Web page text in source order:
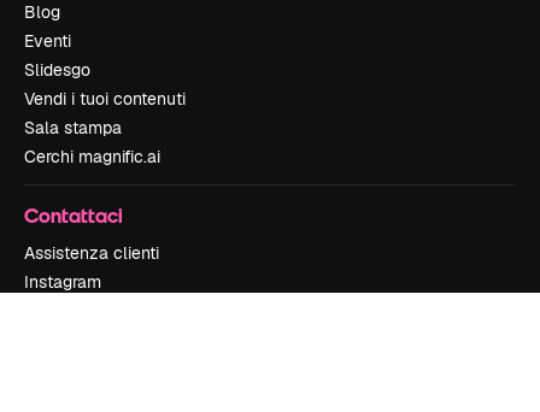
Blog
Eventi
Slidesgo
Vendi i tuoi contenuti
Sala stampa
Cerchi magnific.ai
Contattaci
Assistenza clienti
Instagram